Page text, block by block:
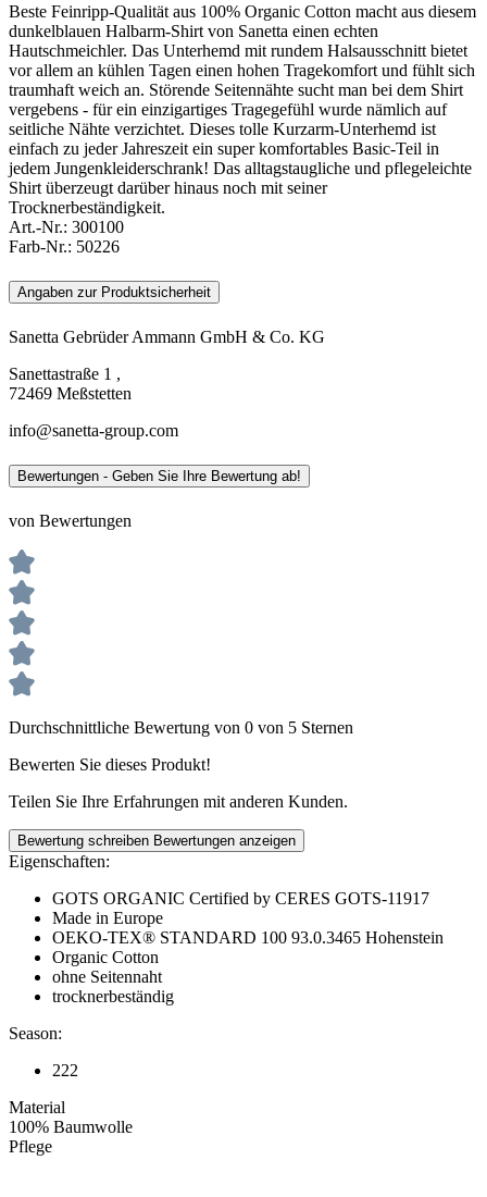
Beste Feinripp-Qualität aus 100% Organic Cotton macht aus diesem
dunkelblauen Halbarm-Shirt von Sanetta einen echten
Hautschmeichler. Das Unterhemd mit rundem Halsausschnitt bietet
vor allem an kühlen Tagen einen hohen Tragekomfort und fühlt sich
traumhaft weich an. Störende Seitennähte sucht man bei dem Shirt
vergebens - für ein einzigartiges Tragegefühl wurde nämlich auf
seitliche Nähte verzichtet. Dieses tolle Kurzarm-Unterhemd ist
einfach zu jeder Jahreszeit ein super komfortables Basic-Teil in
jedem Jungenkleiderschrank! Das alltagstaugliche und pflegeleichte
Shirt überzeugt darüber hinaus noch mit seiner
Trocknerbeständigkeit.
Art.-Nr.: 300100
Farb-Nr.: 50226
Angaben zur Produktsicherheit
Sanetta Gebrüder Ammann GmbH & Co. KG
Sanettastraße 1 ,
72469 Meßstetten
info@sanetta-group.com
Bewertungen - Geben Sie Ihre Bewertung ab!
von Bewertungen
Durchschnittliche Bewertung von 0 von 5 Sternen
Bewerten Sie dieses Produkt!
Teilen Sie Ihre Erfahrungen mit anderen Kunden.
Bewertung schreiben Bewertungen anzeigen
Eigenschaften:
GOTS ORGANIC Certified by CERES GOTS-11917
Made in Europe
OEKO-TEX® STANDARD 100 93.0.3465 Hohenstein
Organic Cotton
ohne Seitennaht
trocknerbeständig
Season:
222
Material
100% Baumwolle
Pflege